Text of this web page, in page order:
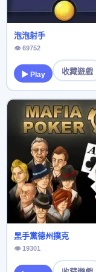
泡泡射手
👁 69752
▶ Play 收藏遊戲
黑手黨德州撲克
👁 19301